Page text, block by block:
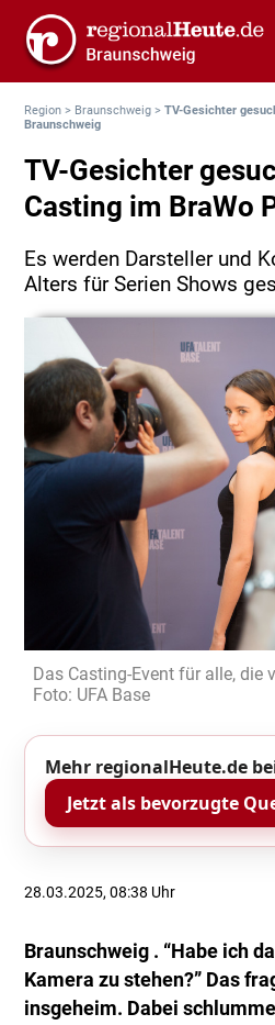
Region > Braunschweig >TV-Gesichter
Braunschweig
TV-Gesichter
Casting im BraWo
Es werden Darsteller und
Alters für Serien Shows
Das Casting-Event für alle, die
Foto: UFA Base
Mehr regionalHeute.de
Jetzt als bevorzugte
28.03.2025, 08:38 Uhr
Braunschweig . “Habe ich
Kamera zu stehen?” Das
insgeheim. Dabei